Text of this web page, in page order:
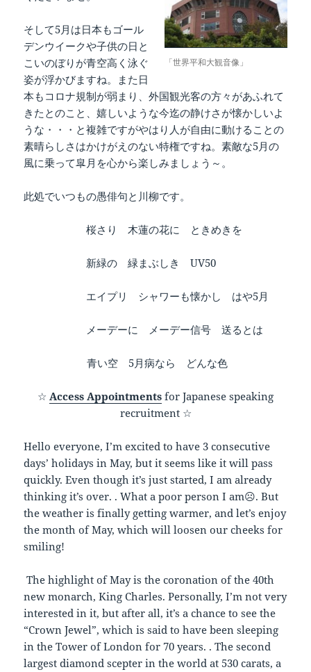
「世界平和大観音像」
そして5月は日本もゴール
デンウイークや子供の日と
こいのぼりが青空高く泳ぐ
姿が浮かびますね。また日
本もコロナ規制が弱まり、外国観光客の方々があふれて
きたとのこと、嬉しいような今迄の静けさが懐かしいよ
うな・・・と複雑ですがやはり人が自由に動けることの
素晴らしさはかけがえのない特権ですね。素敵な5月の
風に乗って皐月を心から楽しみましょう～。
此処でいつもの愚俳句と川柳です。
桜さり 木蓮の花に ときめきを
新緑の 緑まぶしき UV50
エイプリ シャワーも懐かし はや5月
メーデーに メーデー信号 送るとは
青い空 5月病なら どんな色
☆ Access Appointments for Japanese speaking
recruitment ☆
Hello everyone, I’m excited to have 3 consecutive
days’ holidays in May, but it seems like it will pass
quickly. Even though it’s just started, I am already
thinking it’s over. . What a poor person I am☹. But
the weather is finally getting warmer, and let’s enjoy
the month of May, which will loosen our cheeks for
smiling!
The highlight of May is the coronation of the 40th
new monarch, King Charles. Personally, I’m not very
interested in it, but after all, it’s a chance to see the
“Crown Jewel”, which is said to have been sleeping
in the Tower of London for 70 years. . The second
largest diamond scepter in the world at 530 carats, a